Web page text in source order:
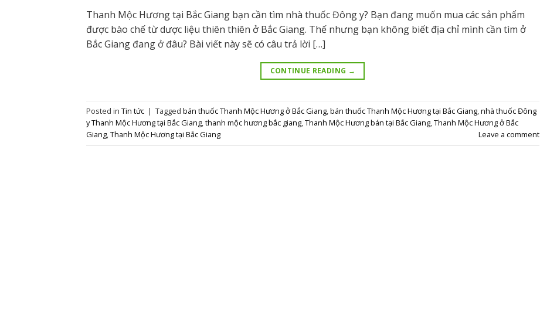
Thanh Mộc Hương tại Bắc Giang bạn cần tìm nhà thuốc Đông y? Bạn đang muốn mua các sản phẩm
được bào chế từ dược liệu thiên thiên ở Bắc Giang. Thế nhưng bạn không biết địa chỉ mình cần tìm ở
Bắc Giang đang ở đâu? Bài viết này sẽ có câu trả lời […]
CONTINUE READING →
Posted in Tin tức | Tagged bán thuốc Thanh Mộc Hương ở Bắc Giang,bán thuốc Thanh Mộc Hương tại Bắc Giang,nhà thuốc Đông
y Thanh Mộc Hương tại Bắc Giang,thanh mộc hương bắc giang,Thanh Mộc Hương bán tại Bắc Giang,Thanh Mộc Hương ở Bắc
Giang,Thanh Mộc Hương tại Bắc Giang Leave a comment